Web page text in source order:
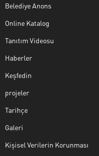
Belediye Anons
Online Katalog
Tanıtım Videosu
Haberler
Keşfedin
projeler
Tarihçe
Galeri
Kişisel Verilerin Korunması